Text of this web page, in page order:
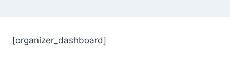
[organizer_dashboard]